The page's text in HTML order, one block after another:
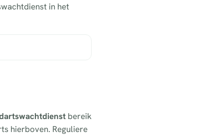
in het
bereik
hierboven. Reguliere